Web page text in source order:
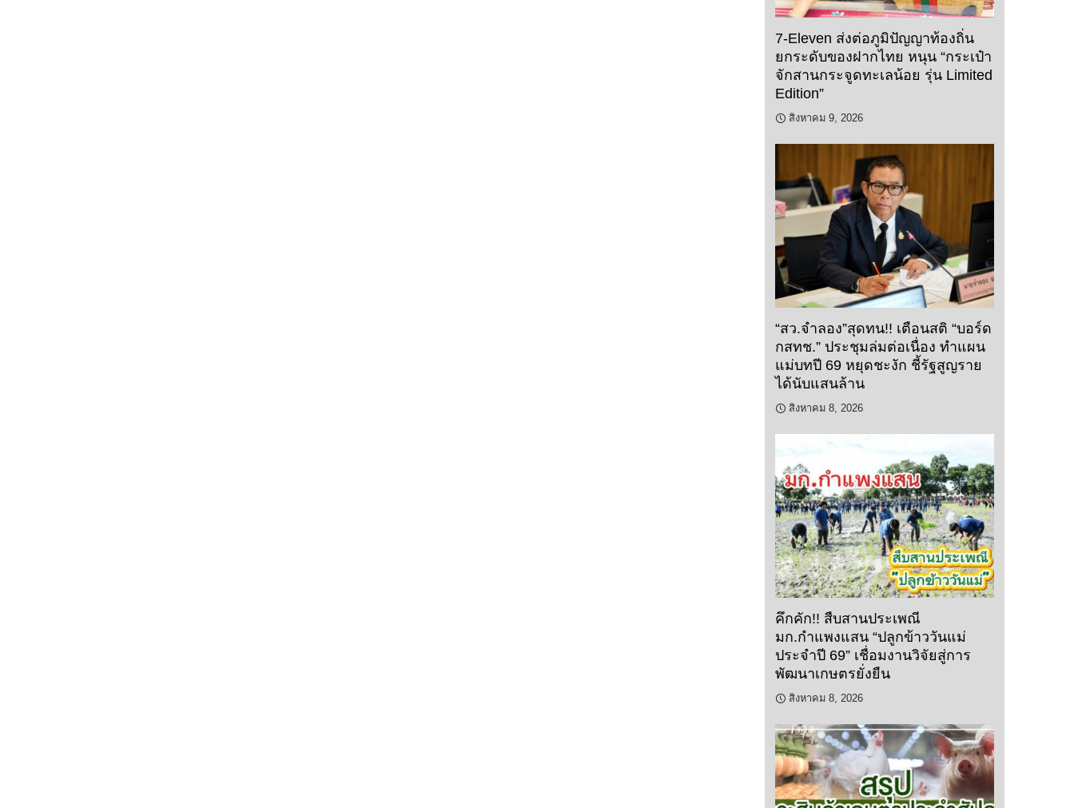
7-Eleven ส่งต่อภูมิปัญญาท้องถิ่น
ยกระดับของฝากไทย หนุน “กระเป๋า
จักสานกระจูดทะเลน้อย รุ่น Limited
Edition”
สิงหาคม 9, 2026
“สว.จำลอง”สุดทน!! เตือนสติ “บอร์ด
กสทช.” ประชุมล่มต่อเนื่อง ทำแผน
แม่บทปี 69 หยุดชะงัก ชี้รัฐสูญราย
ได้นับแสนล้าน
สิงหาคม 8, 2026
คึกคัก!! สืบสานประเพณี
มก.กำแพงแสน “ปลูกข้าววันแม่
ประจำปี 69” เชื่อมงานวิจัยสู่การ
พัฒนาเกษตรยั่งยืน
สิงหาคม 8, 2026